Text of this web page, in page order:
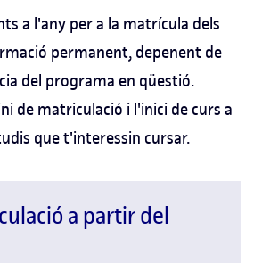
a l'any per a la matrícula dels
permanent, depenent de
del programa en qüestió.
de matriculació i l'inici de curs a
que t'interessin cursar.
a partir del